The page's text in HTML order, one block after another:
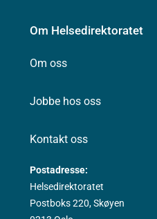
Om Helsedirektoratet
Om oss
Jobbe hos oss
Kontakt oss
Postadresse:
Helsedirektoratet
Postboks 220, Skøyen